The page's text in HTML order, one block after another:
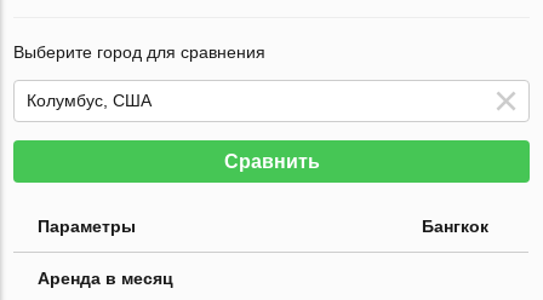
Выберите город для сравнения
Сравнить
Параметры Бангкок
Аренда в месяц